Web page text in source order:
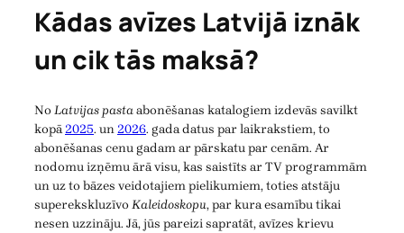
Kādas avīzes Latvijā iznāk
un cik tās maksā?
NoLatvijas pastaabonēšanas katalogiem izdevās savilkt
kopā2025. un2026. gada datus par laikrakstiem, to
abonēšanas cenu gadam ar pārskatu par cenām. Ar
nodomu izņēmu ārā visu, kas saistīts ar TV programmām
un uz to bāzes veidotajiem pielikumiem, toties atstāju
superekskluzīvoKaleidoskopu, par kura esamību tikai
nesen uzzināju. Jā, jūs pareizi sapratāt, avīzes krievu